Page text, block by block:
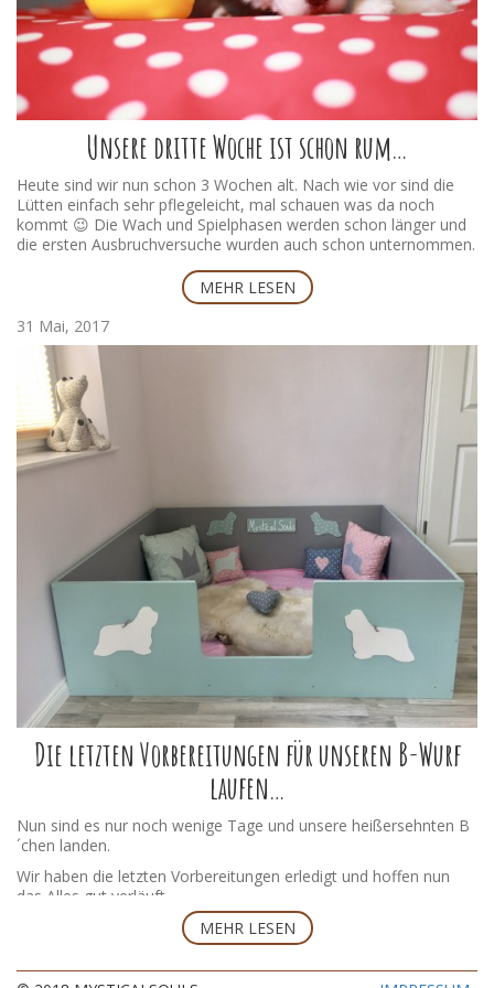
Fendi Glamour Girl
Fashion Queen
Foo Fighter
Firebird
Ferrari
Unsere dritte Woche ist schon rum…
Heute sind wir nun schon 3 Wochen alt. Nach wie vor sind die
Lütten einfach sehr pflegeleicht, mal schauen was da noch
kommt 😉 Die Wach und Spielphasen werden schon länger und
die ersten Ausbruchversuche wurden auch schon unternommen.
Der heutige Fototermin gestaltete sich eher schwierig. Das
Wetter ist trüb und unsere B`chen unheimlich müde. Sie hatten
müde. Von daher heute einige verschlafene Bildchen, wir fangen
an mit der Gähnparade…
Mystical Souls Baya
Mystical Souls
Bintou
Mystical Souls Bajan
MEHR LESEN
31 Mai, 2017
Die letzten Vorbereitungen für unseren B-Wurf
laufen…
Nun sind es nur noch wenige Tage und unsere heißersehnten B
´chen landen.
Wir haben die letzten Vorbereitungen erledigt und hoffen nun
das Alles gut verläuft.
Unsere Sammy mag auch langsam nicht mehr. Die Hitze in den
letzten Tagen schafft einen aber auch.
Dann warten wir jetzt entspannt auf den großen Tag und freuen
MEHR LESEN